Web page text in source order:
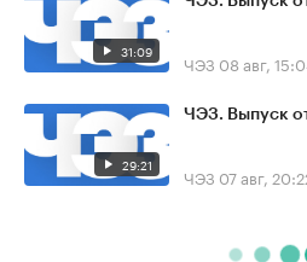
31:09 ЧЭЗ 08 авг,
29:21
ЧЭЗ. Выпуск
ЧЭЗ 07 авг,